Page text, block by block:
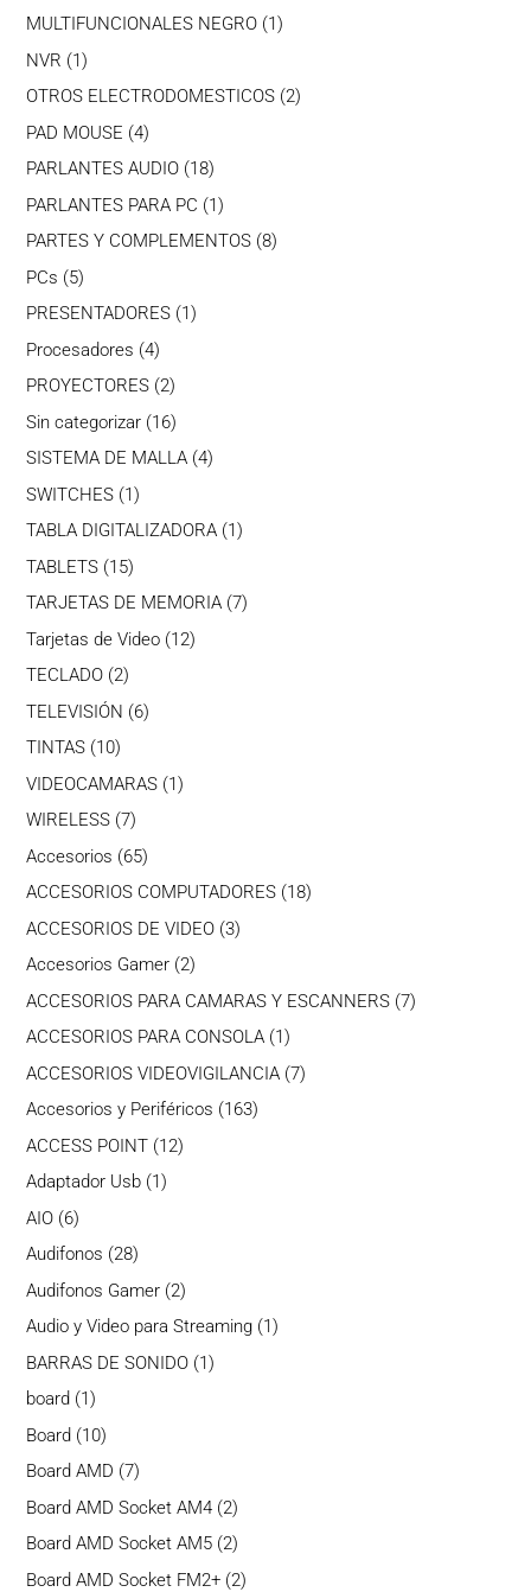
productos
MULTIFUNCIONALES NEGRO 1 1
NVR 11
producto
OTROS ELECTRODOMESTICOS 22
PAD MOUSE 44
productos
PARLANTES AUDIO 1818
productos
PARLANTES PARA PC 11
producto
PARTES Y COMPLEMENTOS 88
PCs 55
productos
PRESENTADORES 1 1
Procesadores 44
productos
PROYECTORES 22
productos
Sin categorizar 1616
productos
SISTEMA DE MALLA 44
SWITCHES 11
producto
TABLA DIGITALIZADORA 1 1
TABLETS 1515
productos
TARJETAS DE MEMORIA 77
Tarjetas de Video 1212
TECLADO 22
productos
TELEVISIÓN 66
TINTAS 1010
productos
VIDEOCAMARAS 11
WIRELESS 77
productos
Accesorios 6565
productos
ACCESORIOS COMPUTADORES 1818
ACCESORIOS DE VIDEO 33
Accesorios Gamer 22
productos
ACCESORIOS PARA CAMARAS Y ESCANNERS 77
ACCESORIOS PARA CONSOLA 1 1
producto
ACCESORIOS VIDEOVIGILANCIA 77
Accesorios y Periféricos 163163
ACCESS POINT 1212
Adaptador Usb 1 1
AIO 66
productos
Audifonos 2828
productos
Audifonos Gamer 22
productos
Audio y Video para Streaming 1 1
BARRAS DE SONIDO 11
board 1 1
producto
Board 1010
productos
Board AMD 77
productos
Board AMD Socket AM4 22
productos
Board AMD Socket AM5 22
productos
Board AMD Socket FM2+ 22